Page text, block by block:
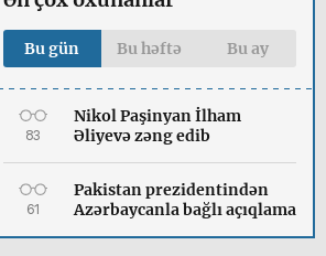
Bu gün Bu həftə Bu ay
83
Nikol Paşinyan İlham
Əliyevə zəng edib
61
Pakistan prezidentindən
Azərbaycanla bağlı açıqlama